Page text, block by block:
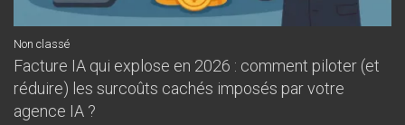
Non classé
Facture IA qui explose en 2026 : comment piloter (et
réduire) les surcoûts cachés imposés par votre
agence IA ?